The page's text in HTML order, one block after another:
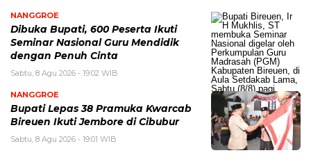
NANGGROE
Dibuka Bupati, 600 Peserta Ikuti
Seminar Nasional Guru Mendidik
dengan Penuh Cinta
Sabtu, 8 Agu 2026 - 19:02 WIB
NANGGROE
Bupati Lepas 38 Pramuka Kwarcab
Bireuen Ikuti Jembore di Cibubur
Sabtu, 8 Agu 2026 - 19:01 WIB